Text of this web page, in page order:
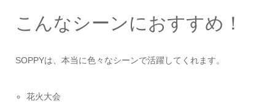
こんなシーンにおすすめ！
SOPPYは、本当に色々なシーンで活躍してくれます。
花火大会